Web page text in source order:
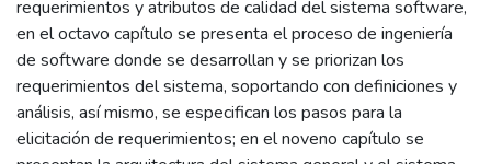
requerimientos y atributos de calidad del sistema software,
en el octavo capítulo se presenta el proceso de ingeniería
de software donde se desarrollan y se priorizan los
requerimientos del sistema, soportando con definiciones y
análisis, así mismo, se especifican los pasos para la
elicitación de requerimientos; en el noveno capítulo se